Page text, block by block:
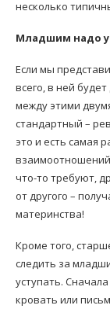
несколько
Младшим надо
Если мы
всего, в ней
между этими
стандартный –
это и есть самая
взаимоотношений
что-то требуют,
от другого –
материнства!
Кроме того,
следить за
уступать.
кровать или